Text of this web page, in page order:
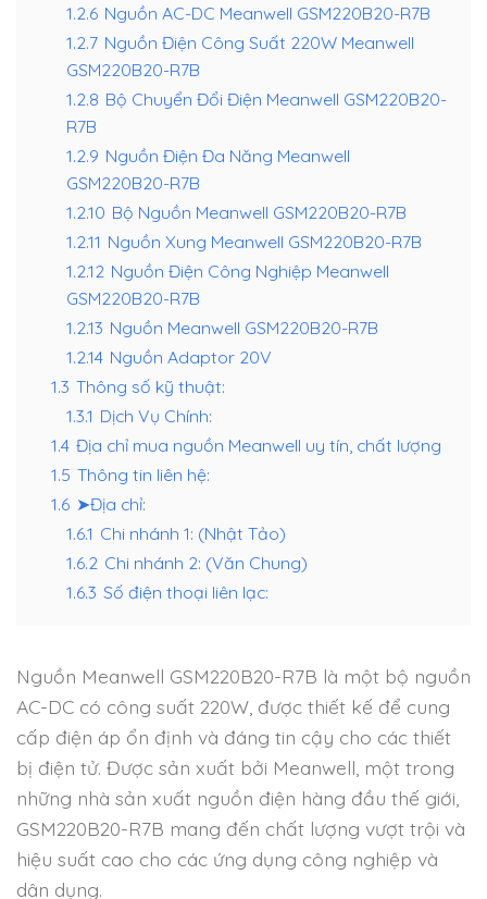
1.2.6 Nguồn AC-DC Meanwell GSM220B20-R7B
1.2.7 Nguồn Điện Công Suất 220W Meanwell
GSM220B20-R7B
1.2.8 Bộ Chuyển Đổi Điện Meanwell GSM220B20-
R7B
1.2.9 Nguồn Điện Đa Năng Meanwell
GSM220B20-R7B
1.2.10 Bộ Nguồn Meanwell GSM220B20-R7B
1.2.11 Nguồn Xung Meanwell GSM220B20-R7B
1.2.12 Nguồn Điện Công Nghiệp Meanwell
GSM220B20-R7B
1.2.13 Nguồn Meanwell GSM220B20-R7B
1.2.14 Nguồn Adaptor 20V
1.3 Thông số kỹ thuật:
1.3.1 Dịch Vụ Chính:
1.4 Địa chỉ mua nguồn Meanwell uy tín, chất lượng
1.5 Thông tin liên hệ:
1.6 ➤Địa chỉ:
1.6.1 Chi nhánh 1: (Nhật Tảo)
1.6.2 Chi nhánh 2: (Văn Chung)
1.6.3 Số điện thoại liên lạc:
Nguồn Meanwell GSM220B20-R7B là một bộ nguồn
AC-DC có công suất 220W, được thiết kế để cung
cấp điện áp ổn định và đáng tin cậy cho các thiết
bị điện tử. Được sản xuất bởi Meanwell, một trong
những nhà sản xuất nguồn điện hàng đầu thế giới,
GSM220B20-R7B mang đến chất lượng vượt trội và
hiệu suất cao cho các ứng dụng công nghiệp và
dân dụng.